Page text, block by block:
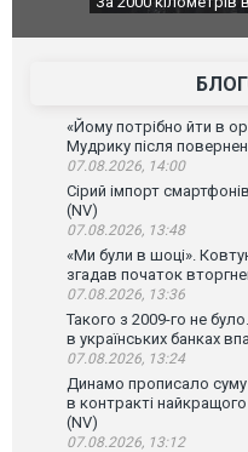
склад Wildberries.
«Йому потрібно йти в
Мудрику після
07.08.2026, 14:00
Сірий імпорт
(NV)
07.08.2026, 13:48
«Ми були в шоці».
згадав початок
07.08.2026, 13:36
Такого з 2009-го не
в українських банках
07.08.2026, 13:24
Динамо прописало суму
в контракті
(NV)
07.08.2026, 13:12